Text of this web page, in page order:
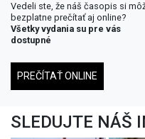
Vedeli ste, že náš časopis si
bezplatne prečítať aj online?
Všetky vydania su pre vás
dostupné
PREČÍTAŤ ONLINE
SLEDUJTE NÁŠ